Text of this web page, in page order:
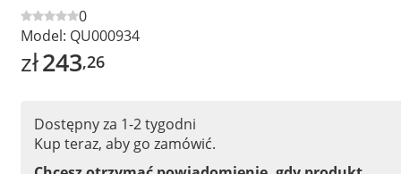
0
Model: QU000934
zł243,26
Dostępny za 1-2 tygodni
Kup teraz, aby go zamówić.